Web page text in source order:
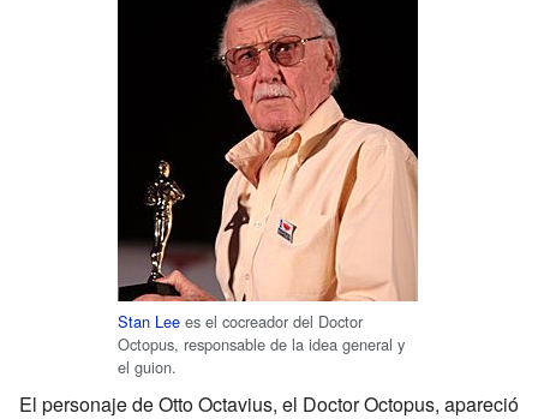
Stan Lee es el cocreador del Doctor
Octopus, responsable de la idea general y
el guion.
El personaje de Otto Octavius, el Doctor Octopus, apareció